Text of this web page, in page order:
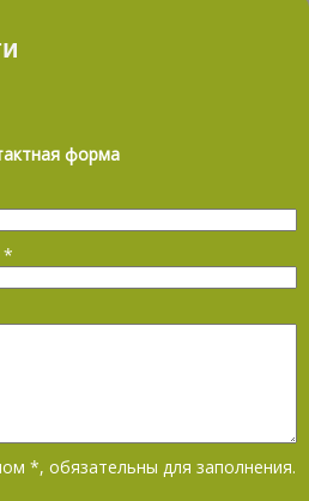
форма
*
*, обязательны для заполнения.